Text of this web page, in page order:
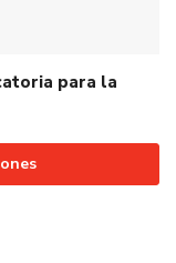
para la